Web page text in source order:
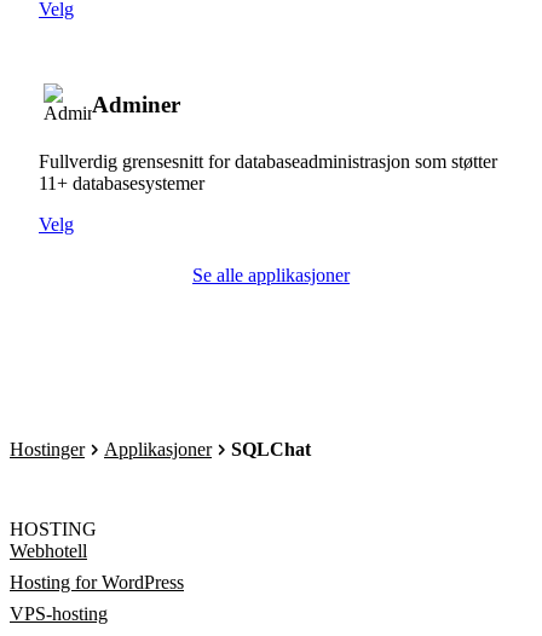
Velg
Adminer
Fullverdig grensesnitt for databaseadministrasjon som støtter
11+ databasesystemer
Velg
Se alle applikasjoner
Hostinger Applikasjoner SQLChat
HOSTING
Webhotell
Hosting for WordPress
VPS-hosting